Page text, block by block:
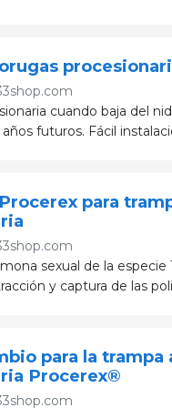
cuando baja del
futuros. Fácil
para
sexual de la
y captura de las
para la trampa
Procerex®